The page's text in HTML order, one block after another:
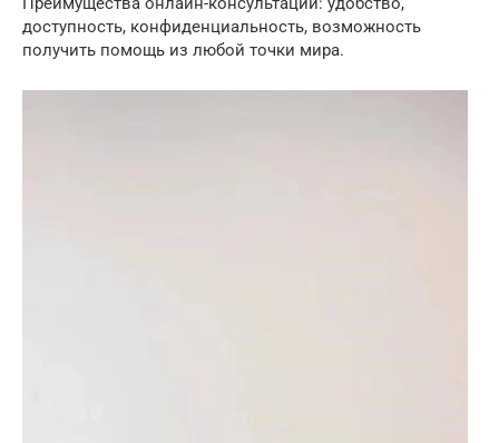
доступность, конфиденциальность, возможность
получить помощь из любой точки мира.